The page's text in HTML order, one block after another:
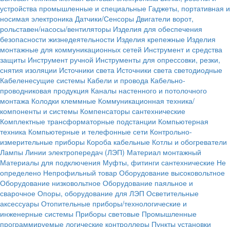
устройства промышленные и специальные Гаджеты, портативная и
носимая электроника Датчики/Сенсоры Двигатели ворот,
рольставен/насосы/вентиляторы Изделия для обеспечения
безопасности жизнедеятельности Изделия крепежные Изделия
монтажные для коммуникационных сетей Инструмент и средства
защиты Инструмент ручной Инструменты для опрессовки, резки,
снятия изоляции Источники света Источники света светодиодные
Кабеленесущие системы Кабели и провода Кабельно-
проводниковая продукция Каналы настенного и потолочного
монтажа Колодки клеммные Коммуникационная техника/
компоненты и системы Компенсаторы сантехнические
Комплектные трансформаторные подстанции Компьютерная
техника Компьютерные и телефонные сети Контрольно-
измерительные приборы Короба кабельные Котлы и обогреватели
Лампы Линии электропередач (ЛЭП) Материал монтажный
Материалы для подключения Муфты, фитинги сантехнические Не
определено Непрофильный товар Оборудование высоковольтное
Оборудование низковольтное Оборудование паяльное и
сварочное Опоры, оборудование для ЛЭП Осветительные
аксессуары Отопительные приборы/технологические и
инженерные системы Приборы световые Промышленные
программируемые логические контроллеры Пункты установки